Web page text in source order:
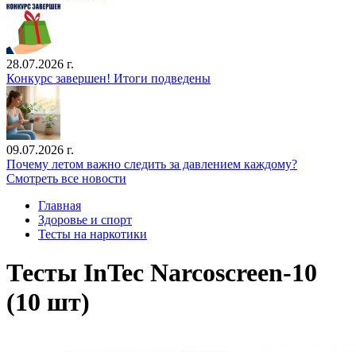
28.07.2026 г.
Конкурс завершен! Итоги подведены
09.07.2026 г.
Почему летом важно следить за давлением каждому?
Смотреть все новости
Главная
Здоровье и спорт
Тесты на наркотики
Тесты InTec Narcoscreen-10
(10 шт)